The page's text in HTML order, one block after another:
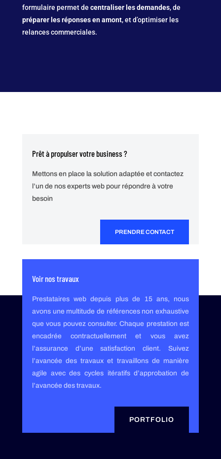
formulaire permet de centraliser les demandes, de
préparer les réponses en amont, et d’optimiser les
relances commerciales.
Prêt à propulser votre business ?
Mettons en place la solution adaptée et contactez
l’un de nos experts web pour répondre à votre
besoin
PRENDRE CONTACT
Voir nos travaux
Prestataires web depuis plus de 15 ans, nous
avons une multitude de références non exhaustive
que vous pouvez consulter. Chaque prestation est
encadrée contractuellement et vous avez
l’assurance d’une satisfaction client. Suivez
l’avancée des travaux et travaillons de manière
agile avec des cycles itératifs d’approbation de
l’avancée des travaux.
PORTFOLIO